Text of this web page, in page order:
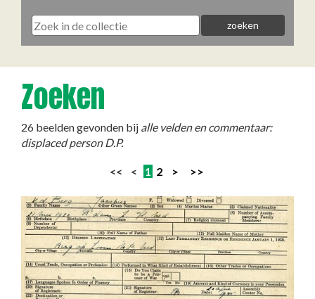
Zoeken
26 beelden gevonden bij alle velden en commentaar:
displaced person D.P.
<< < 1 2 > >>